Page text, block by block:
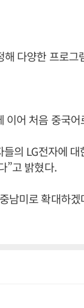
다양한 프로그
이어 처음 중국
의 LG전자에
”고 밝혔다.
남미로 확대하